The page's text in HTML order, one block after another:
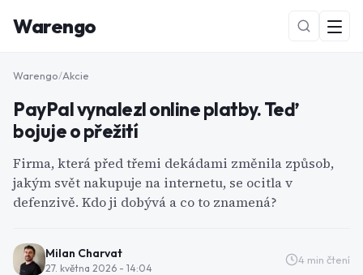
Warengo
NOVÉ
Warengo/Akcie
PayPal vynalezl online platby. Teď
bojuje o přežití
Firma, která před třemi dekádami změnila způsob,
jakým svět nakupuje na internetu, se ocitla v
defenzivě. Kdo ji dobývá a co to znamená?
Milan Charvat
27. května 2026 - 14:04
4 min čtení